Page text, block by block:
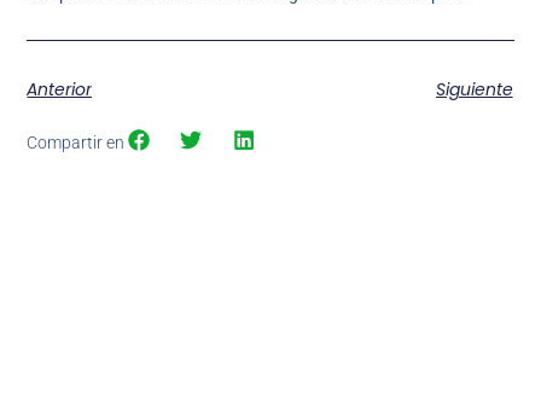
Anterior Siguiente
Compartir en